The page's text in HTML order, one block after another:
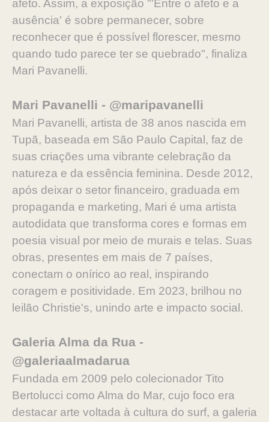
afeto. Assim, a exposição "'Entre o afeto e a
ausência' é sobre permanecer, sobre
reconhecer que é possível florescer, mesmo
quando tudo parece ter se quebrado", finaliza
Mari Pavanelli.
Mari Pavanelli - @maripavanelli
Mari Pavanelli, artista de 38 anos nascida em
Tupã, baseada em São Paulo Capital, faz de
suas criações uma vibrante celebração da
natureza e da essência feminina. Desde 2012,
após deixar o setor financeiro, graduada em
propaganda e marketing, Mari é uma artista
autodidata que transforma cores e formas em
poesia visual por meio de murais e telas. Suas
obras, presentes em mais de 7 países,
conectam o onírico ao real, inspirando
coragem e positividade. Em 2023, brilhou no
leilão Christie's, unindo arte e impacto social.
Galeria Alma da Rua -
@galeriaalmadarua
Fundada em 2009 pelo colecionador Tito
Bertolucci como Alma do Mar, cujo foco era
destacar arte voltada à cultura do surf, a galeria